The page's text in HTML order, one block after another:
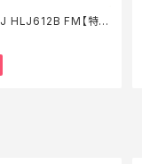
HLJ612B FM【特価